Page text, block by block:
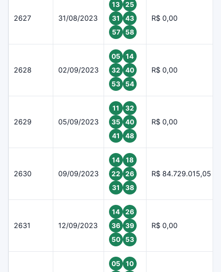
2627 31/08/2023
13
25
31
43
57
58
R$ 0,00
2628 02/09/2023
05
14
32
40
53
54
R$ 0,00
2629 05/09/2023
11
32
35
40
41
48
R$ 0,00
2630 09/09/2023
14
18
22
26
31
38
R$ 84.729.015,05
2631 12/09/2023
14
26
36
39
50
53
R$ 0,00
05
10